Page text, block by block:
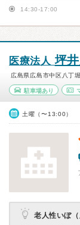
14:30-17:00
医療法人坪
広島県広島市中区八丁
駐車場あり
土曜（〜13:00）
老人性いぼ